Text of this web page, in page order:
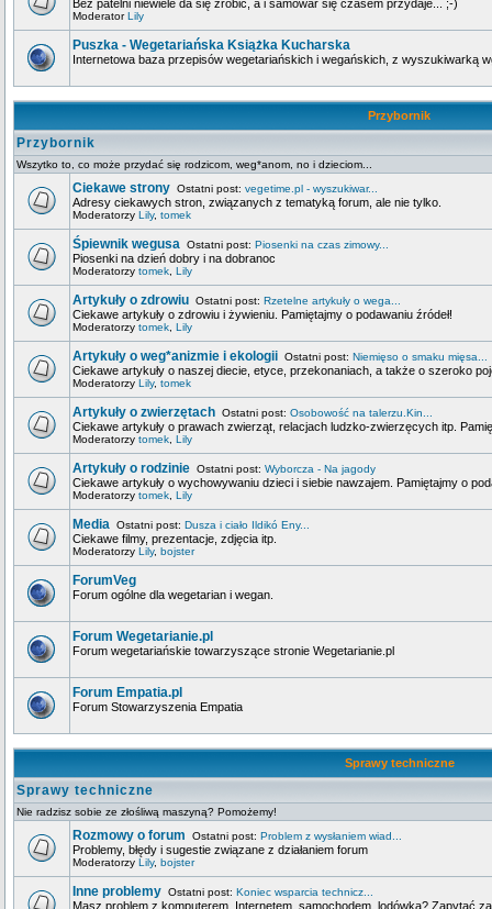
Bez patelni niewiele da się zrobić, a i samowar się czasem przydaje... ;-)
ModeratorLily
Puszka - Wegetariańska Książka Kucharska
Internetowa baza przepisów wegetariańskich i wegańskich, z wyszukiwarką
Przybornik
Przybornik
Wszytko to, co może przydać się rodzicom, weg*anom, no i dzieciom...
Ciekawe strony Ostatni post: vegetime.pl - wyszukiwar...
Adresy ciekawych stron, związanych z tematyką forum, ale nie tylko.
Moderatorzy Lily, tomek
Śpiewnik wegusa Ostatni post: Piosenki na czas zimowy...
Piosenki na dzień dobry i na dobranoc
Moderatorzy tomek Lily
Artykuły o zdrowiu Ostatni post: Rzetelne artykuły o wega...
Ciekawe artykuły o zdrowiu i żywieniu. Pamiętajmy o podawaniu źródeł!
Moderatorzy tomek Lily
Artykuły o weg*anizmie i ekologii Ostatni post: Niemięso o smaku mięsa...
Ciekawe artykuły o naszej diecie, etyce, przekonaniach, a także o szeroko
Moderatorzy Lily, tomek
Artykuły o zwierzętach Ostatni post: Osobowość na talerzu.Kin...
Ciekawe artykuły o prawach zwierząt, relacjach ludzko-zwierzęcych itp.
Moderatorzy tomek Lily
Artykuły o rodzinie Ostatni post: Wyborcza - Na jagody
Ciekawe artykuły o wychowywaniu dzieci i siebie nawzajem. Pamiętajmy o
Moderatorzy tomek Lily
Media Ostatni post: Dusza i ciało Ildikó Eny...
Ciekawe filmy, prezentacje, zdjęcia itp.
Moderatorzy Lily, bojster
ForumVeg
Forum ogólne dla wegetarian i wegan.
Forum Wegetarianie.pl
Forum wegetariańskie towarzyszące stronie Wegetarianie.pl
Forum Empatia.pl
Forum Stowarzyszenia Empatia
Sprawy techniczne
Sprawy techniczne
Nie radzisz sobie ze złośliwą maszyną? Pomożemy!
Rozmowy o forum Ostatni post: Problem z wysłaniem wiad...
Problemy, błędy i sugestie związane z działaniem forum
Moderatorzy Lily, bojster
Inne problemy Ostatni post: Koniec wsparcia technicz...
Masz problem z komputerem, Internetem, samochodem, lodówką? Zapytać